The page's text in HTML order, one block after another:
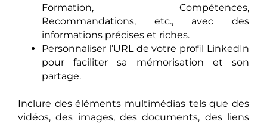
Formation, Compétences,
Recommandations, etc., avec des
informations précises et riches.
Personnaliser l’URL de votre profil LinkedIn
pour faciliter sa mémorisation et son
partage.
Inclure des éléments multimédias tels que des
vidéos, des images, des documents, des liens